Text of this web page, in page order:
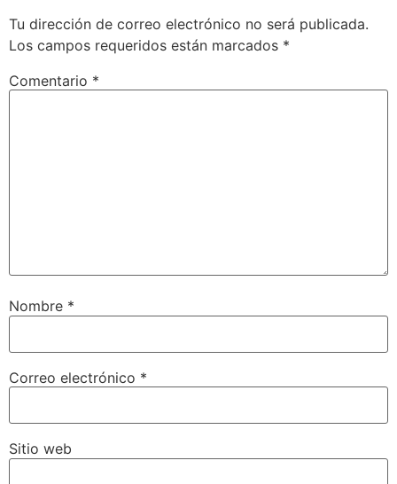
Tu dirección de correo electrónico no será publicada.
Los campos requeridos están marcados *
Comentario *
Nombre *
Correo electrónico *
Sitio web